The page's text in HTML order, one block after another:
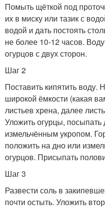
Помыть щёткой под
их в миску или тазик с
водой и дать постоять
не более 10-12 часов.
огурцов с двух сторон.
Шаг 2
Поставить кипятить воду.
широкой ёмкости (какая
листьев хрена, далее
Уложить огурцы, посыпать
измельчённым укропом.
положить на дно или
огурцов. Присыпать
Шаг 3
Развести соль в
почти остыть. Уложить